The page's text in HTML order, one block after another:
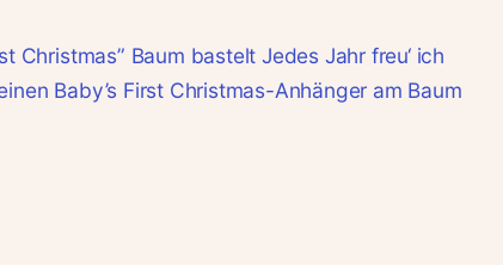
Christmas” Baum bastelt Jedes Jahr freu‘ ich
Baby’s First Christmas-Anhänger am Baum